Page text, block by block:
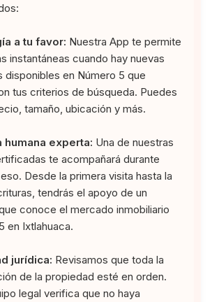
a tu favor: Nuestra App te permite
instantáneas cuando hay nuevas
disponibles en Número 5 que
tus criterios de búsqueda. Puedes
tamaño, ubicación y más.
humana experta: Una de nuestras
te acompañará durante
Desde la primera visita hasta la
tendrás el apoyo de un
conoce el mercado inmobiliario
en Ixtlahuaca.
jurídica: Revisamos que toda la
de la propiedad esté en orden.
legal verifica que no haya